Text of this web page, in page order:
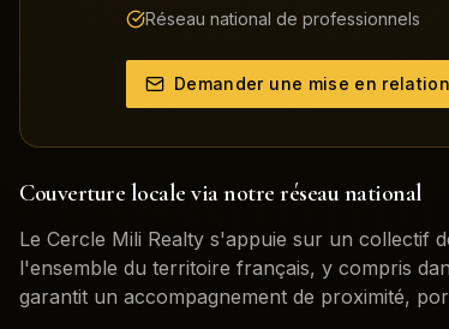
Réseau national de professionnels
Demander une mise en relation
Couverture locale via notre réseau national
Le Cercle Mili Realty s'appuie sur un collectif
l'ensemble du territoire français, y compris
garantit un accompagnement de proximité,